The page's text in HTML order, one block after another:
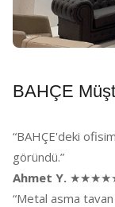
BAHÇE
“BAHÇE'deki
göründü.”
Ahmet Y.
“Metal asma